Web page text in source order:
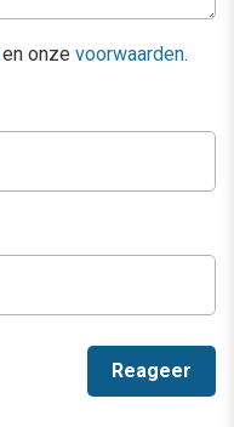
en onze voorwaarden.